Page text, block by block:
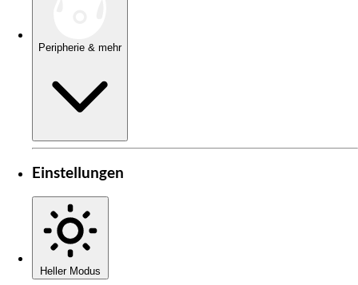
Peripherie & mehr
Einstellungen
Heller Modus